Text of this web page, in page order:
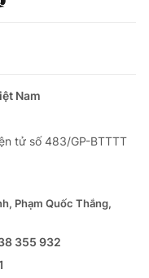
Nam
tử số 483/GP-BTTTT
Phạm Quốc Thắng,
355 932